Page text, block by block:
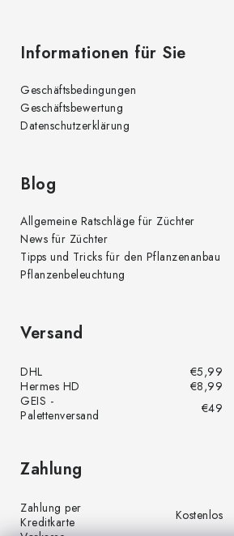
Informationen für Sie
Geschäftsbedingungen
Geschäftsbewertung
Datenschutzerklärung
Blog
Allgemeine Ratschläge für Züchter
News für Züchter
Tipps und Tricks für den Pflanzenanbau
Pflanzenbeleuchtung
Versand
DHL
€5,99
Hermes HD
€8,99
GEIS -
Palettenversand
€49
Zahlung
Zahlung per
Kreditkarte
Kostenlos